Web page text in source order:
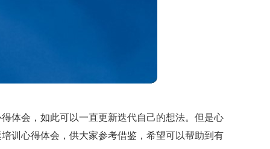
体会，如此可以一直更新迭代自己的想法。但是心
训心得体会，供大家参考借鉴，希望可以帮助到有